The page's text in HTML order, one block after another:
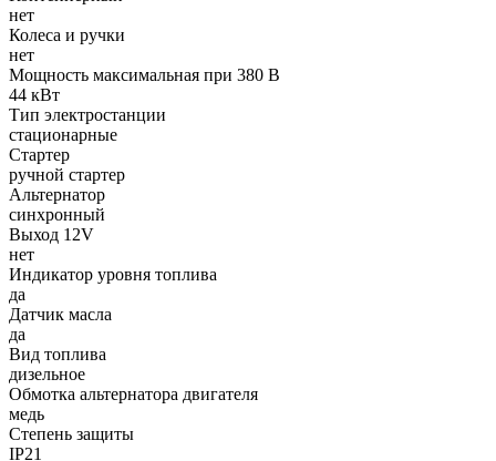
нет
Колеса и ручки
нет
Мощность максимальная при 380 В
44 кВт
Тип электростанции
стационарные
Стартер
ручной стартер
Альтернатор
синхронный
Выход 12V
нет
Индикатор уровня топлива
да
Датчик масла
да
Вид топлива
дизельное
Обмотка альтернатора двигателя
медь
Степень защиты
IP21